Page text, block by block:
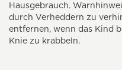
Hausgebrauch.
durch Verheddern zu
entfernen, wenn das Kind
Knie zu krabbeln.